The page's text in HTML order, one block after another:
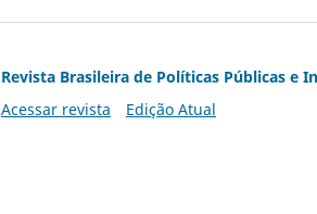
Revista Brasileira de Políticas Públicas e
Acessar revista
Edição Atual